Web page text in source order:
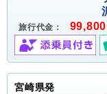
旅行代金：
宮崎県発